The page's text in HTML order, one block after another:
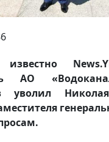
АО
уволил